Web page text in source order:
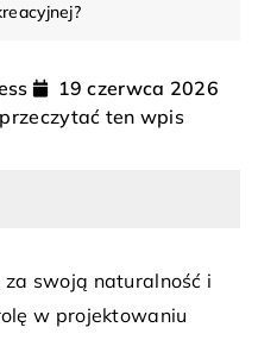
19 czerwca 2026
ten wpis
swoją naturalność i
w projektowaniu